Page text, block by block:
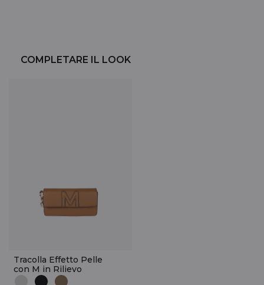
COMPLETARE IL LOOK
Tracolla Effetto Pelle
con M in Rilievo